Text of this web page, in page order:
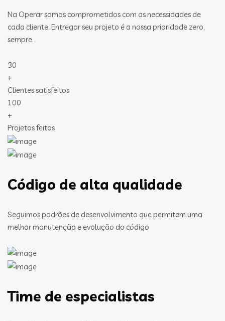
Na Operar somos comprometidos com as necessidades de
cada cliente. Entregar seu projeto é a nossa prioridade zero,
sempre.
30
+
Clientes satisfeitos
100
+
Projetos feitos
Código de alta qualidade
Seguimos padrões de desenvolvimento que permitem uma
melhor manutenção e evolução do código
Time de especialistas